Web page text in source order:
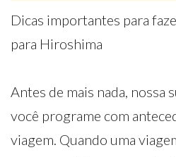
Dicas importantes para
para Hiroshima
Antes de mais nada, nossa
você programe com
viagem. Quando uma